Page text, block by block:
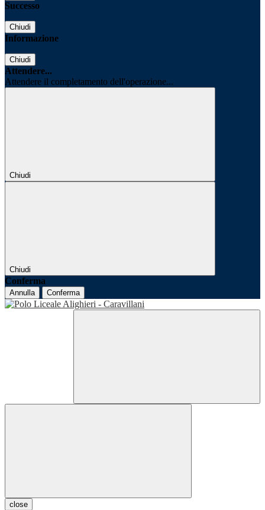
Successo
Chiudi
Informazione
Chiudi
Attendere...
Attendere il completamento dell'operazione...
Chiudi
Chiudi
Conferma
Annulla Conferma
close